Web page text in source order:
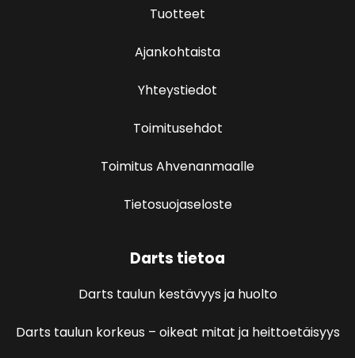
Tuotteet
Ajankohtaista
Yhteystiedot
Toimitusehdot
Toimitus Ahvenanmaalle
Tietosuojaseloste
Darts tietoa
Darts taulun kestävyys ja huolto
Darts taulun korkeus – oikeat mitat ja heittoetäisyys